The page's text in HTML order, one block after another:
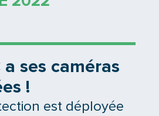
a ses caméras
!
est déployée